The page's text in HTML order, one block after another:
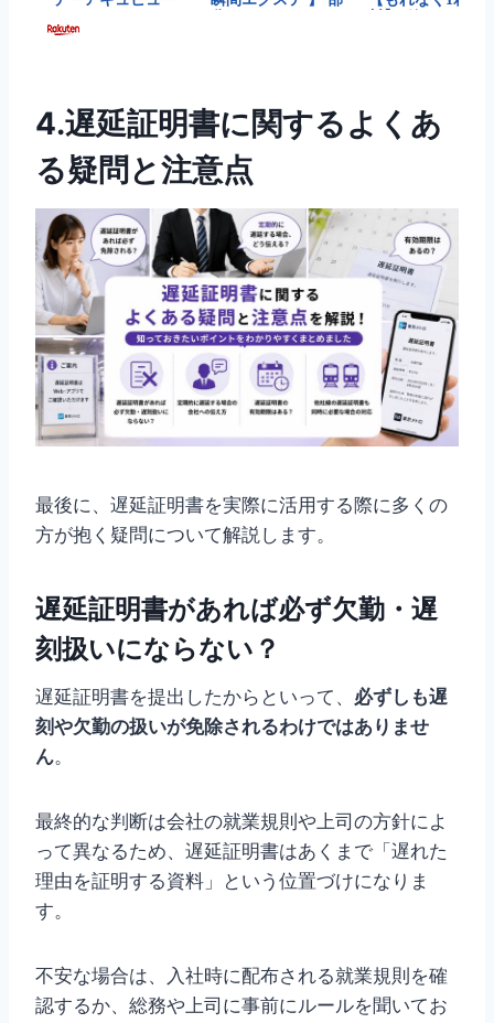
4.遅延証明書に関するよくあ
る疑問と注意点
最後に、遅延証明書を実際に活用する際に多くの
方が抱く疑問について解説します。
遅延証明書があれば必ず欠勤・遅
刻扱いにならない？
遅延証明書を提出したからといって、 必ずしも遅
刻や欠勤の扱いが免除されるわけではありませ
ん。
最終的な判断は会社の就業規則や上司の方針によ
って異なるため、遅延証明書はあくまで「遅れた
理由を証明する資料」という位置づけになりま
す。
不安な場合は、入社時に配布される就業規則を確
認するか、総務や上司に事前にルールを聞いてお